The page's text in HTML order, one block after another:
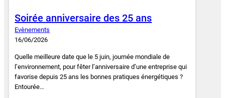
Soirée anniversaire des 25 ans
Evènements
16/06/2026
Quelle meilleure date que le 5 juin, journée mondiale de
l’environnement, pour fêter l’anniversaire d’une entreprise qui
favorise depuis 25 ans les bonnes pratiques énergétiques ?
Entourée…